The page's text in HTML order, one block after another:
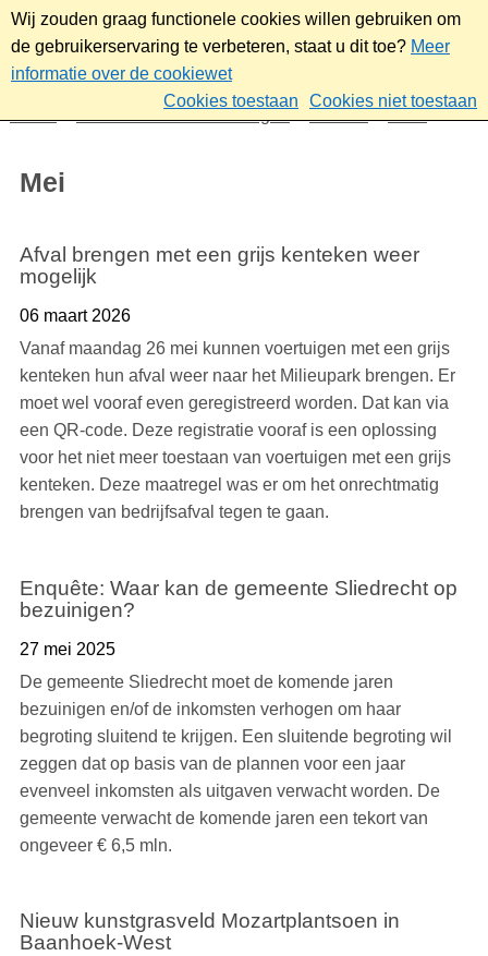
Wij zouden graag functionele cookies willen gebruiken om
de gebruikerservaring te verbeteren, staat u dit toe? Meer
informatie over de cookiewet
Cookies toestaan
Cookies niet toestaan
Nieuws & bekendmakingen Nieuws 2025 Mei
Mei
Afval brengen met een grijs kenteken weer
mogelijk
06 maart 2026
Vanaf maandag 26 mei kunnen voertuigen met een grijs
kenteken hun afval weer naar het Milieupark brengen. Er
moet wel vooraf even geregistreerd worden. Dat kan via
een QR-code. Deze registratie vooraf is een oplossing
voor het niet meer toestaan van voertuigen met een grijs
kenteken. Deze maatregel was er om het onrechtmatig
brengen van bedrijfsafval tegen te gaan.
Enquête: Waar kan de gemeente Sliedrecht op
bezuinigen?
27 mei 2025
De gemeente Sliedrecht moet de komende jaren
bezuinigen en/of de inkomsten verhogen om haar
begroting sluitend te krijgen. Een sluitende begroting wil
zeggen dat op basis van de plannen voor een jaar
evenveel inkomsten als uitgaven verwacht worden. De
gemeente verwacht de komende jaren een tekort van
ongeveer € 6,5 mln.
Nieuw kunstgrasveld Mozartplantsoen in
Baanhoek-West